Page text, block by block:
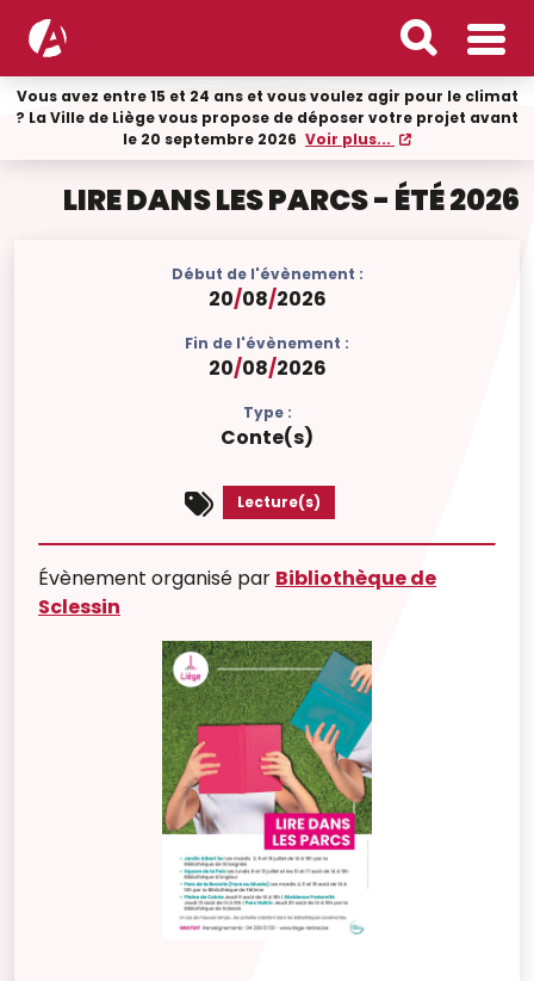
Vous avez entre 15 et 24 ans et vous voulez agir pour le climat
? La Ville de Liège vous propose de déposer votre projet avant
le 20 septembre 2026 Voir plus...
LIRE DANS LES PARCS - ÉTÉ 2026
Début de l'évènement :
20/08/2026
Fin de l'évènement :
20/08/2026
Type :
Conte(s)
Lecture(s)
Évènement organisé par Bibliothèque de
Sclessin